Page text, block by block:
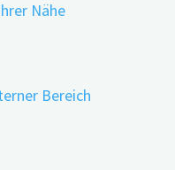
Nähe
Bereich
in ihrer letzten